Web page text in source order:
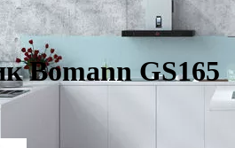
Bomann GS165